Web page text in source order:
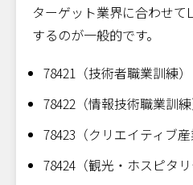
ターゲット業界に合わせ
するのが一般的です。
78421（技術者職業訓練）
78422（情報技術職業訓練
78423（クリエイティブ産
78424（観光・ホスピタリ